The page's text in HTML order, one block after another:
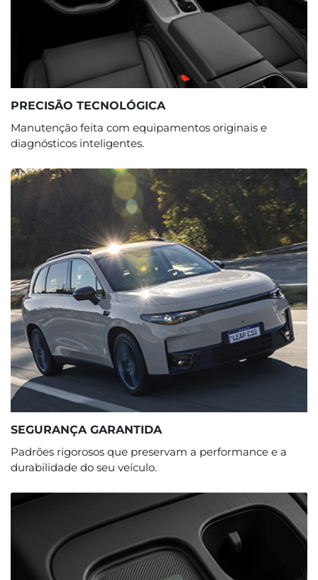
PRECISÃO TECNOLÓGICA
Manutenção feita com equipamentos originais e
diagnósticos inteligentes.
SEGURANÇA GARANTIDA
Padrões rigorosos que preservam a performance e a
durabilidade do seu veículo.